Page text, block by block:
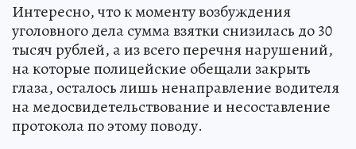
Интересно, что к моменту возбуждения
уголовного дела сумма взятки снизилась до 30
тысяч рублей, а из всего перечня нарушений,
на которые полицейские обещали закрыть
глаза, осталось лишь ненаправление водителя
на медосвидетельствование и несоставление
протокола по этому поводу.